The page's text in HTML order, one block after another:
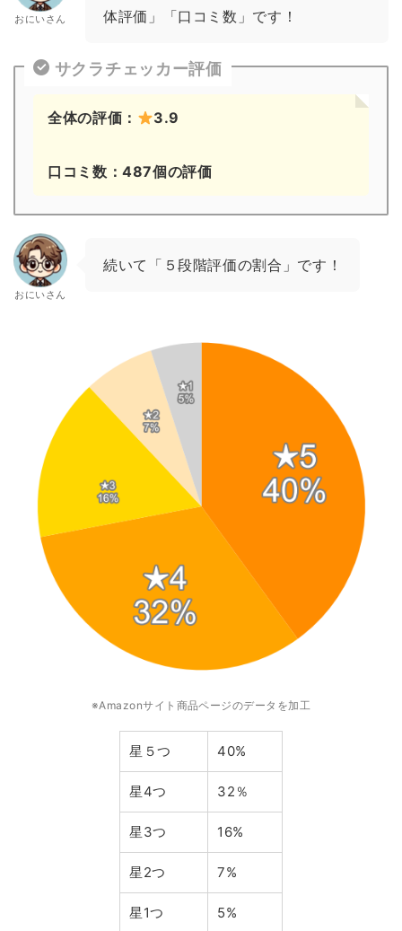
おにいさん
体評価」「口コミ数」です！
サクラチェッカー評価
全体の評価： 3.9
口コミ数：487個の評価
おにいさん
続いて「５段階評価の割合」です！
※Amazonサイト商品ページのデータを加工
星５つ 40%
星4つ 32％
星3つ 16%
星2つ 7%
星1つ 5%